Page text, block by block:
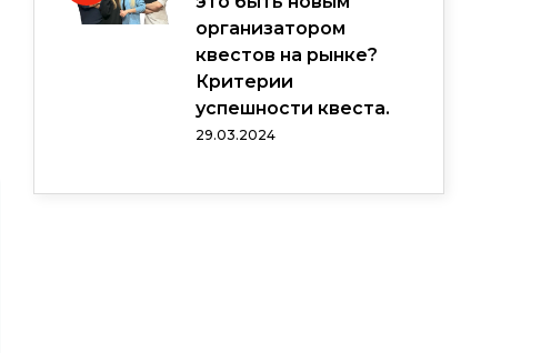
организатором
квестов на рынке?
Критерии
успешности квеста.
29.03.2024